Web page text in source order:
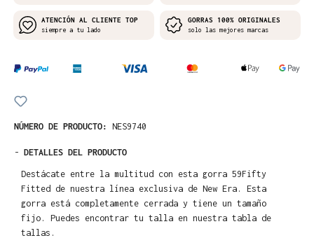
ATENCIÓN AL CLIENTE TOP
siempre a tu lado
GORRAS 100% ORIGINALES
solo las mejores marcas
NÚMERO DE PRODUCTO: NES9740
- DETALLES DEL PRODUCTO
Destácate entre la multitud con esta gorra 59Fifty
Fitted de nuestra línea exclusiva de New Era. Esta
gorra está completamente cerrada y tiene un tamaño
fijo. Puedes encontrar tu talla en nuestra tabla de
tallas.